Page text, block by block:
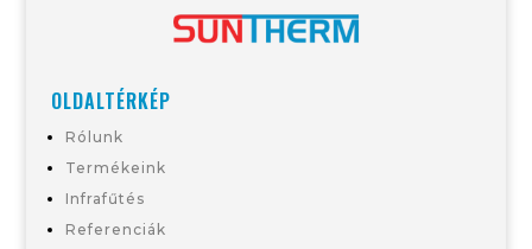
OLDALTÉRKÉP
Rólunk
Termékeink
Infrafűtés
Referenciák